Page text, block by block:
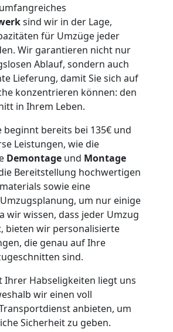
sind wir in der Lage,
für Umzüge jeder
Wir garantieren nicht nur
Ablauf, sondern auch
Lieferung, damit Sie sich auf
konzentrieren können: den
in Ihrem Leben.
beginnt bereits bei 135€ und
Leistungen, wie die
Demontage und Montage
Bereitstellung hochwertigen
sowie eine
um nur einige
wir wissen, dass jeder Umzug
bieten wir personalisierte
die genau auf Ihre
sind.
Ihrer Habseligkeiten liegt uns
wir einen voll
anbieten, um
Sicherheit zu geben.